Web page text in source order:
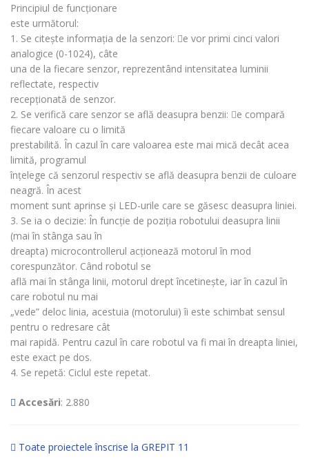
Principiul de funcționare
este următorul:
1. Se citește informația de la senzori: e vor primi cinci valori
analogice (0-1024), câte
una de la fiecare senzor, reprezentând intensitatea luminii
reflectate, respectiv
recepționată de senzor.
2. Se verifică care senzor se află deasupra benzii: e compară
fiecare valoare cu o limită
prestabilită. În cazul în care valoarea este mai mică decât acea
limită, programul
înțelege că senzorul respectiv se află deasupra benzii de culoare
neagră. În acest
moment sunt aprinse și LED-urile care se găsesc deasupra liniei.
3. Se ia o decizie: În funcție de poziția robotului deasupra linii
(mai în stânga sau în
dreapta) microcontrollerul acționează motorul în mod
corespunzător. Când robotul se
află mai în stânga linii, motorul drept încetinește, iar în cazul în
care robotul nu mai
„vede” deloc linia, acestuia (motorului) îi este schimbat sensul
pentru o redresare cât
mai rapidă. Pentru cazul în care robotul va fi mai în dreapta liniei,
este exact pe dos.
4. Se repetă: Ciclul este repetat.
Accesări: 2.880
Toate proiectele înscrise la GREPIT 11